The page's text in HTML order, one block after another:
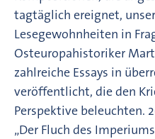
tagtäglich ereignet,
Lesegewohnheiten in
Osteuropahistoriker
zahlreiche Essays in
veröffentlicht, die den
Perspektive beleuchten.
„Der Fluch des